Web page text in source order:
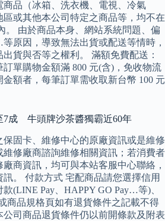
品（冰箱、洗衣機、電視、冷氣
或其他本公司特定之商品等，均不在
。 由於商品本身、網站系統問題、偏
原因，導致無法出貨或配送等情時，
貨與否等之權利。 滿額免費配送：
單購物金額滿 800 元(含)，免收物流
額者，每筆訂單需收取新台幣 100 元
7成 牛頭牌沙茶醬獨霸近60年
固卡、維修中心的原廠資訊或是維修
修廠商諮詢維修相關資訊；若消費者
商資訊，均可與本站客服中心聯絡，
。 付款方式 宅配商品請您選擇信用
(LINE Pay、HAPPY GO Pay…等)、
商品規格頁如有退貨條件之記載不得
司商品退貨條件仍以前開條款及附表